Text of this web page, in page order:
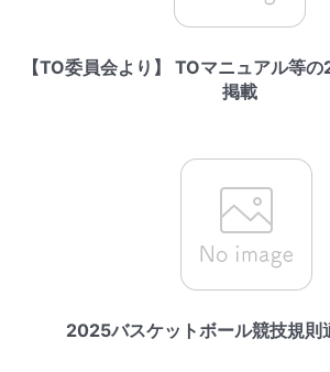
【TO委員会より】 TOマニュアル等
掲載
2025バスケットボール競技規則